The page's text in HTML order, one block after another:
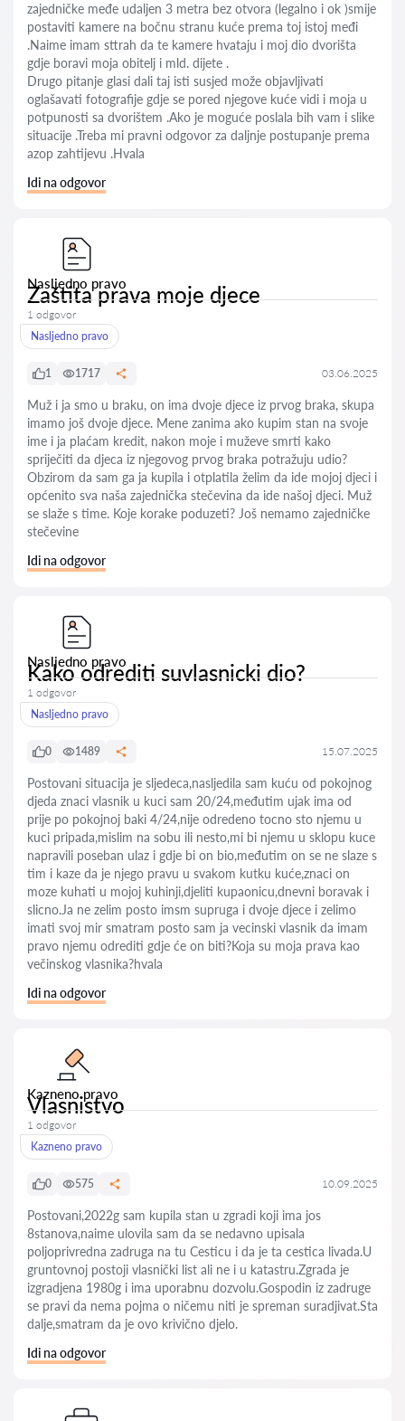
zajedničke međe udaljen 3 metra bez otvora (legalno i ok )smije
postaviti kamere na bočnu stranu kuće prema toj istoj međi
.Naime imam sttrah da te kamere hvataju i moj dio dvorišta
gdje boravi moja obitelj i mld. dijete .
Drugo pitanje glasi dali taj isti susjed može objavljivati
oglašavati fotografije gdje se pored njegove kuće vidi i moja u
potpunosti sa dvorištem .Ako je moguće poslala bih vam i slike
situacije .Treba mi pravni odgovor za daljnje postupanje prema
azop zahtijevu .Hvala
Idi na odgovor
Nasljedno pravo
Zaštita prava moje djece
1 odgovor
Nasljedno pravo
1 1717 03.06.2025
Muž i ja smo u braku, on ima dvoje djece iz prvog braka, skupa
imamo još dvoje djece. Mene zanima ako kupim stan na svoje
ime i ja plaćam kredit, nakon moje i muževe smrti kako
spriječiti da djeca iz njegovog prvog braka potražuju udio?
Obzirom da sam ga ja kupila i otplatila želim da ide mojoj djeci i
općenito sva naša zajednička stečevina da ide našoj djeci. Muž
se slaže s time. Koje korake poduzeti? Još nemamo zajedničke
stečevine
Idi na odgovor
Nasljedno pravo
Kako odrediti suvlasnicki dio?
1 odgovor
Nasljedno pravo
0 1489 15.07.2025
Postovani situacija je sljedeca,nasljedila sam kuću od pokojnog
djeda znaci vlasnik u kuci sam 20/24,međutim ujak ima od
prije po pokojnoj baki 4/24,nije odredeno tocno sto njemu u
kuci pripada,mislim na sobu ili nesto,mi bi njemu u sklopu kuce
napravili poseban ulaz i gdje bi on bio,međutim on se ne slaze s
tim i kaze da je njego pravu u svakom kutku kuće,znaci on
moze kuhati u mojoj kuhinji,djeliti kupaonicu,dnevni boravak i
slicno.Ja ne zelim posto imsm supruga i dvoje djece i zelimo
imati svoj mir smatram posto sam ja vecinski vlasnik da imam
pravo njemu odrediti gdje će on biti?Koja su moja prava kao
večinskog vlasnika?hvala
Idi na odgovor
Kazneno pravo
Vlasnistvo
1 odgovor
Kazneno pravo
0 575 10.09.2025
Postovani,2022g sam kupila stan u zgradi koji ima jos
8stanova,naime ulovila sam da se nedavno upisala
poljoprivredna zadruga na tu Cesticu i da je ta cestica livada.U
gruntovnoj postoji vlasnički list ali ne i u katastru.Zgrada je
izgradjena 1980g i ima uporabnu dozvolu.Gospodin iz zadruge
se pravi da nema pojma o ničemu niti je spreman suradjivat.Sta
dalje,smatram da je ovo krivično djelo.
Idi na odgovor